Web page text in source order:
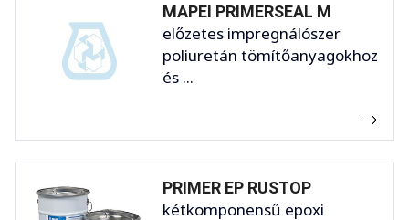
MAPEI PRIMERSEAL M
előzetes impregnálószer
poliuretán tömítőanyagokhoz
és ...
PRIMER EP RUSTOP
kétkomponensű epoxi